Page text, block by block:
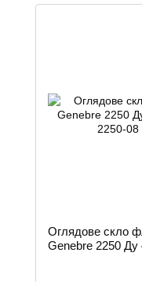
Оглядове скло
Genebre 2250 Ду